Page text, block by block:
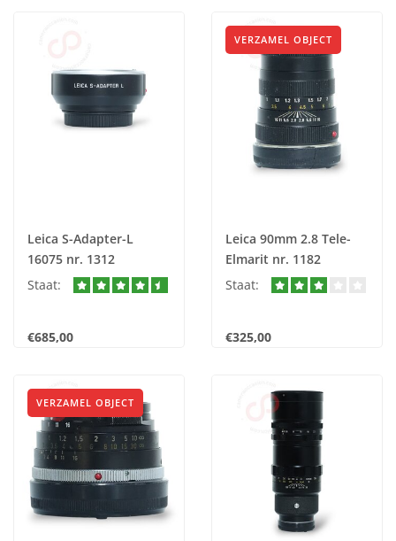
Leica S-Adapter-L
16075 nr. 1312
Staat:
€685,00
VERZAMEL OBJECT
Leica 90mm 2.8 Tele-
Elmarit nr. 1182
Staat:
€325,00
VERZAMEL OBJECT